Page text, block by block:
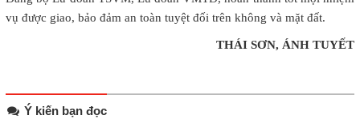
vụ được giao, bảo đảm an toàn tuyệt đối trên không và mặt đất.
THÁI SƠN, ÁNH TUYẾT
Ý kiến bạn đọc